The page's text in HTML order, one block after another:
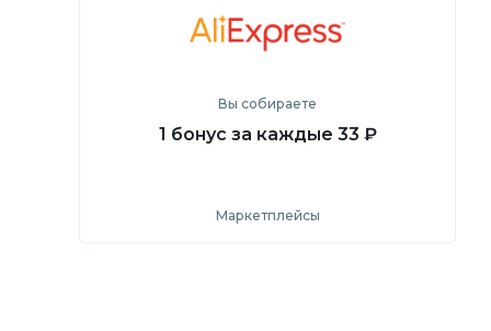
Перейти на сайт
Вы собираете
1 бонус за каждые 33 ₽
Маркетплейсы